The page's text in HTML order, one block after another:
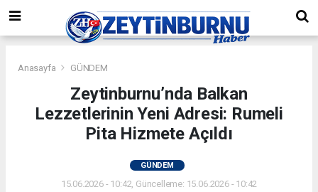
Anasayfa GÜNDEM
Zeytinburnu’nda Balkan
Lezzetlerinin Yeni Adresi: Rumeli
Pita Hizmete Açıldı
GÜNDEM
15.06.2026 - 10:42, Güncelleme: 15.06.2026 - 10:42